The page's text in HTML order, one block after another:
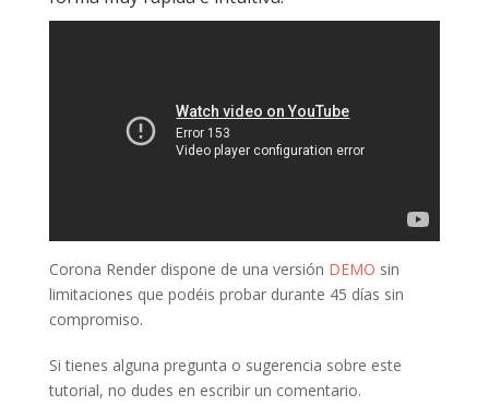
Corona Render dispone de una versión DEMO sin
limitaciones que podéis probar durante 45 días sin
compromiso.
Si tienes alguna pregunta o sugerencia sobre este
tutorial, no dudes en escribir un comentario.